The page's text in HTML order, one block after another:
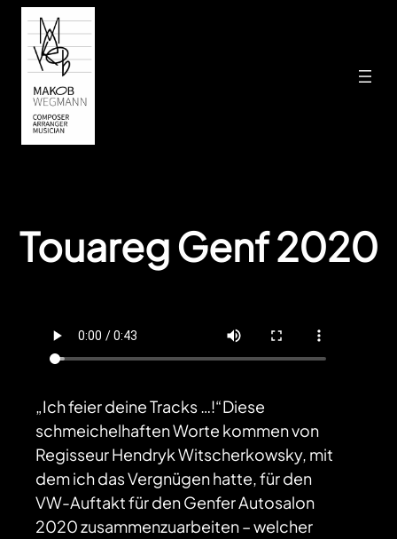
Zum
springen
Touareg Genf 2020
„Ich feier deine Tracks …!“Diese
schmeichelhaften Worte kommen von
Regisseur Hendryk Witscherkowsky, mit
dem ich das Vergnügen hatte, für den
VW-Auftakt für den Genfer Autosalon
2020 zusammenzuarbeiten – welcher